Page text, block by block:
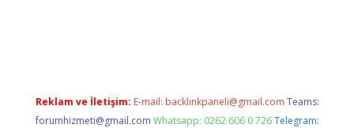
Reklam ve İletişim: E-mail: backlinkpaneli@gmail.com Teams:
forumhizmeti@gmail.com Whatsapp: 0262 606 0 726 Telegram: